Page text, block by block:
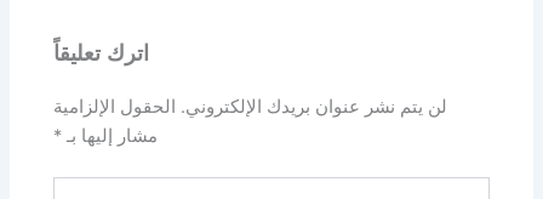
اترك تعليقاً
لن يتم نشر عنوان بريدك الإلكتروني. الحقول الإلزامية
مشار إليها بـ *